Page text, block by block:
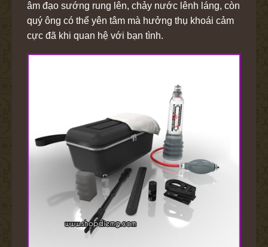
âm đạo sướng rung lên, chảy nước lênh láng, còn
quý ông có thể yên tâm mà hưởng thụ khoái cảm
cực đã khi quan hệ với bạn tình.